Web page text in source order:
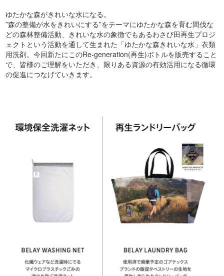
ゆたかな森がきれいな水になる。
”森の整備が水をきれいにする”をテーマにゆたかな森を育む間伐な
どの森林整備活動、きれいな水の象徴でもあるわさび田再生プロジ
ェクトという活動を通して生まれた「ゆたかな森きれいな水」衣類
用洗剤。今回新たにこのRe-generation(再生)ボトルを販売すること
で、皆様のご理解をいただき、限りある資源の有効活用になる循環
の促進につなげていきます。